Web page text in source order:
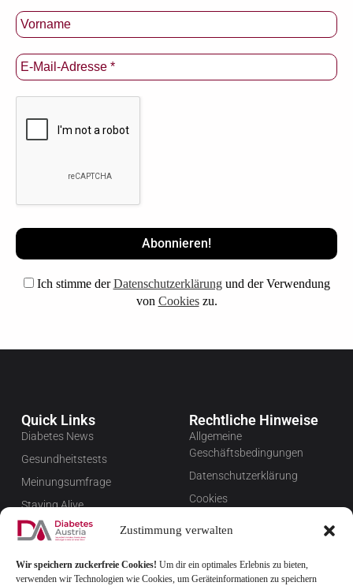
Zustimmung verwalten
Wir speichern zuckerfreie Cookies! Um dir ein optimales Erlebnis zu bieten,
verwenden wir Technologien wie Cookies, um Geräteinformationen zu speichern
Ich stimme derDatenschutzerklärungund der Verwendung
von Cookieszu.
Quick Links
Diabetes News
Gesundheitstests
Meinungsumfrage
Staying Alive
Favoriten
Rechtliche Hinweise
Allgemeine
Geschäftsbedingungen
Datenschutzerklärung
Cookies
Newsletter verwalten